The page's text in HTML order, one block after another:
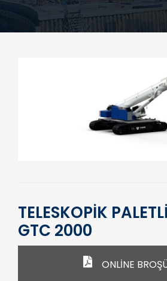
TELESKOPİK
GTC 2000
ONLİNE